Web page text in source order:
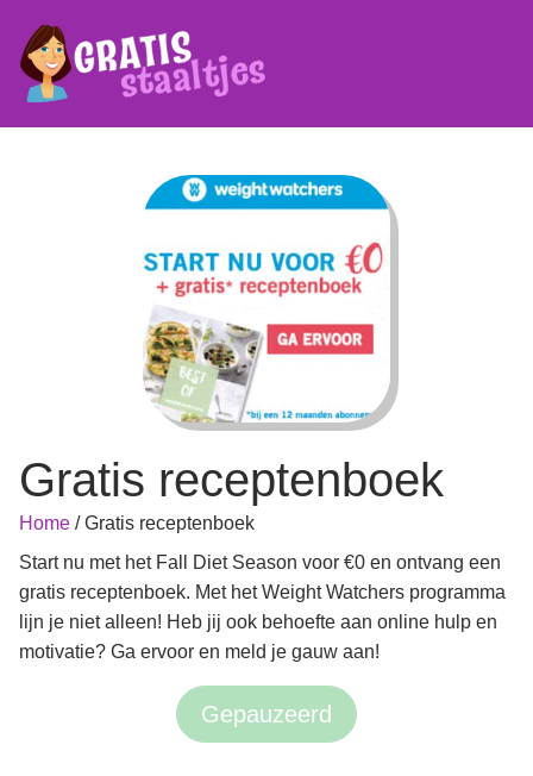
Gratis receptenboek
Home /Gratis receptenboek
Start nu met het Fall Diet Season voor €0 en ontvang een
gratis receptenboek. Met het Weight Watchers programma
lijn je niet alleen! Heb jij ook behoefte aan online hulp en
motivatie? Ga ervoor en meld je gauw aan!
Gepauzeerd